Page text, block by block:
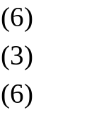
(6)
(3)
(6)